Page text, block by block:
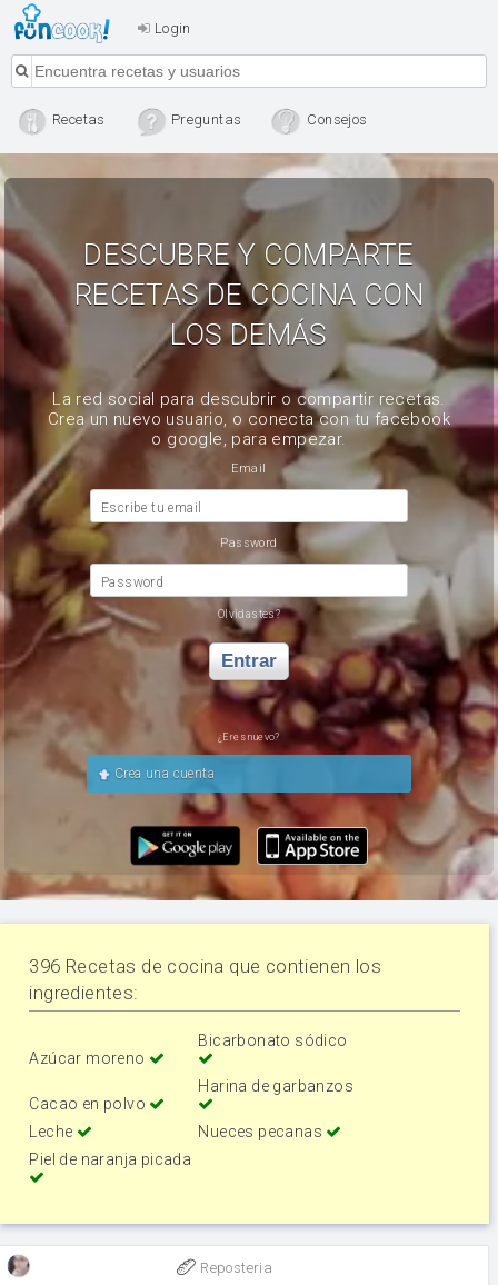
Login
Recetas Preguntas Consejos
DESCUBRE Y COMPARTE
RECETAS DE COCINA CON
LOS DEMÁS
La red social para descubrir o compartir recetas.
Crea un nuevo usuario, o conecta con tu facebook
o google, para empezar.
Email
Escribe tu email
Password
Password
Olvidastes?
Entrar
¿Eres nuevo?
Crea una cuenta
396 Recetas de cocina que contienen los
ingredientes:
Azúcar moreno
Bicarbonato sódico
Cacao en polvo
Harina de garbanzos
Leche
Nueces pecanas
Piel de naranja picada
Reposteria